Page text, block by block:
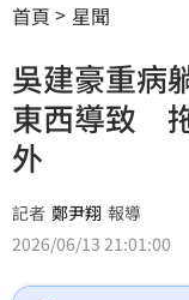
首頁 星聞
吳建豪重病
東西導致
外
記者 鄭尹翔 報導
2026/06/13 21:01:00